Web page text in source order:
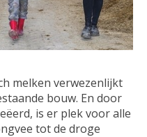
melken verwezenlijkt
bouw. En door
is er plek voor alle
tot de droge